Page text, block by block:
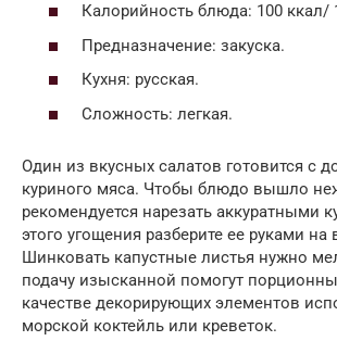
Калорийность блюда: 100 ккал/
Предназначение: закуска.
Кухня: русская.
Сложность: легкая.
Один из вкусных салатов готовится с
куриного мяса. Чтобы блюдо вышло
рекомендуется нарезать аккуратными
этого угощения разберите ее руками на
Шинковать капустные листья нужно
подачу изысканной помогут
качестве декорирующих элементов
морской коктейль или креветок.